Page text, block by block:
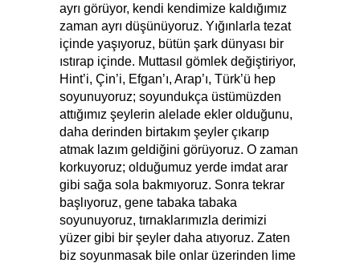
ayrı görüyor, kendi kendimize kaldığımız
zaman ayrı düşünüyoruz. Yığınlarla tezat
içinde yaşıyoruz, bütün şark dünyası bir
ıstırap içinde. Muttasıl gömlek değiştiriyor,
Hint’i, Çin’i, Efgan’ı, Arap’ı, Türk’ü hep
soyunuyoruz; soyundukça üstümüzden
attığımız şeylerin alelade ekler olduğunu,
daha derinden birtakım şeyler çıkarıp
atmak lazım geldiğini görüyoruz. O zaman
korkuyoruz; olduğumuz yerde imdat arar
gibi sağa sola bakmıyoruz. Sonra tekrar
başlıyoruz, gene tabaka tabaka
soyunuyoruz, tırnaklarımızla derimizi
yüzer gibi bir şeyler daha atıyoruz. Zaten
biz soyunmasak bile onlar üzerinden lime